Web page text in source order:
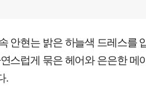
안현는 밝은 하늘색 드레스를
스럽게 묶은 헤어와 은은한
.